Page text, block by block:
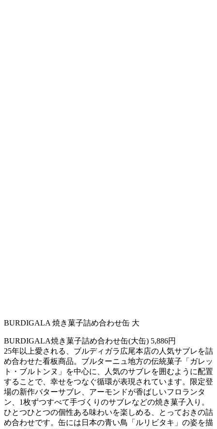
BURDIGALA 焼き菓子詰め合わせ缶 大
BURDIGALA焼き菓子詰め合わせ缶(大缶) 5,886円
25年以上愛される、ブルディガラ広尾本店の人気サブレを詰
め合わせた看板商品。ブルターニュ地方の伝統菓子「ガレッ
ト・ブルトンヌ」を中心に、人気のサブレを囲むように配置
することで、幸せをつなぐ循環が表現されています。限定登
場の新作バターサブレ、アーモンドが香ばしいフロランタ
ン、1枚ずつすべて手づくりのサブレなどの焼き菓子入り。
ひとつひとつの個性ある味わいを楽しめる、とっておきの詰
め合わせです。缶には日本の青い鳥「ルリビタキ」の姿を描